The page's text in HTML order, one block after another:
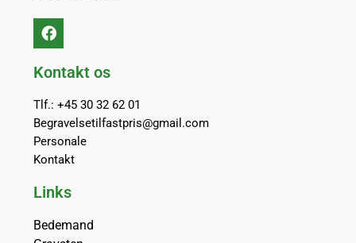
Kontakt os
Tlf.: +45 30 32 62 01
Begravelsetilfastpris@gmail.com
Personale
Kontakt
Links
Bedemand